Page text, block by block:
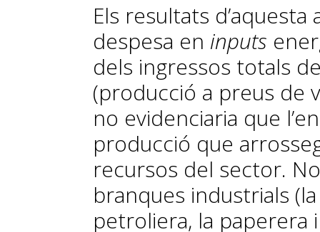
Els resultats
despesa en inputs
dels ingressos totals
(producció a preus de
no evidenciaria que
producció que
recursos del sector.
branques industrials
petroliera, la paperera